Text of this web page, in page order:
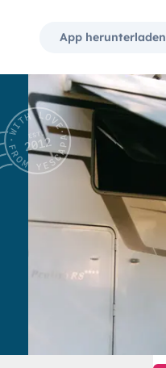
App herunterladen